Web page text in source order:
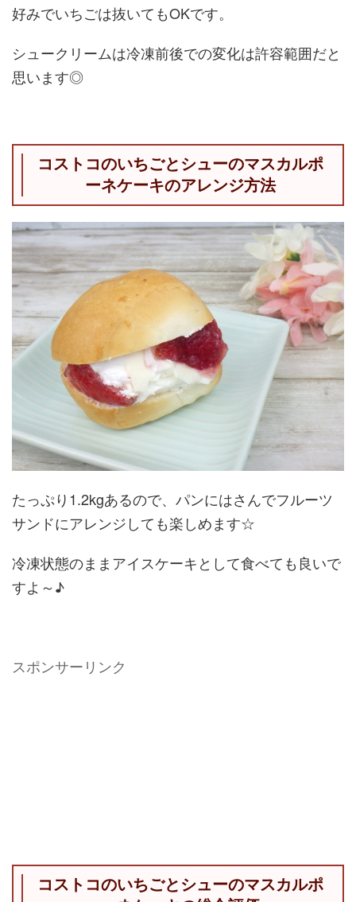
好みでいちごは抜いてもOKです。
シュークリームは冷凍前後での変化は許容範囲だと
思います◎
コストコのいちごとシューのマスカルポ
ーネケーキのアレンジ方法
たっぷり1.2kgあるので、パンにはさんでフルーツ
サンドにアレンジしても楽しめます☆
冷凍状態のままアイスケーキとして食べても良いで
すよ～♪
スポンサーリンク
コストコのいちごとシューのマスカルポ